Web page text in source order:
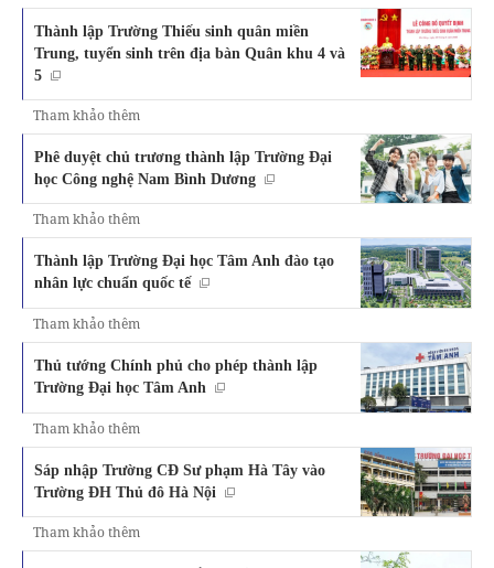
Thành lập Trường Thiếu sinh quân miền
Trung, tuyển sinh trên địa bàn Quân khu 4 và
5
Tham khảo thêm
Phê duyệt chủ trương thành lập Trường Đại
học Công nghệ Nam Bình Dương
Tham khảo thêm
Thành lập Trường Đại học Tâm Anh đào tạo
nhân lực chuẩn quốc tế
Tham khảo thêm
Thủ tướng Chính phủ cho phép thành lập
Trường Đại học Tâm Anh
Tham khảo thêm
Sáp nhập Trường CĐ Sư phạm Hà Tây vào
Trường ĐH Thủ đô Hà Nội
Tham khảo thêm